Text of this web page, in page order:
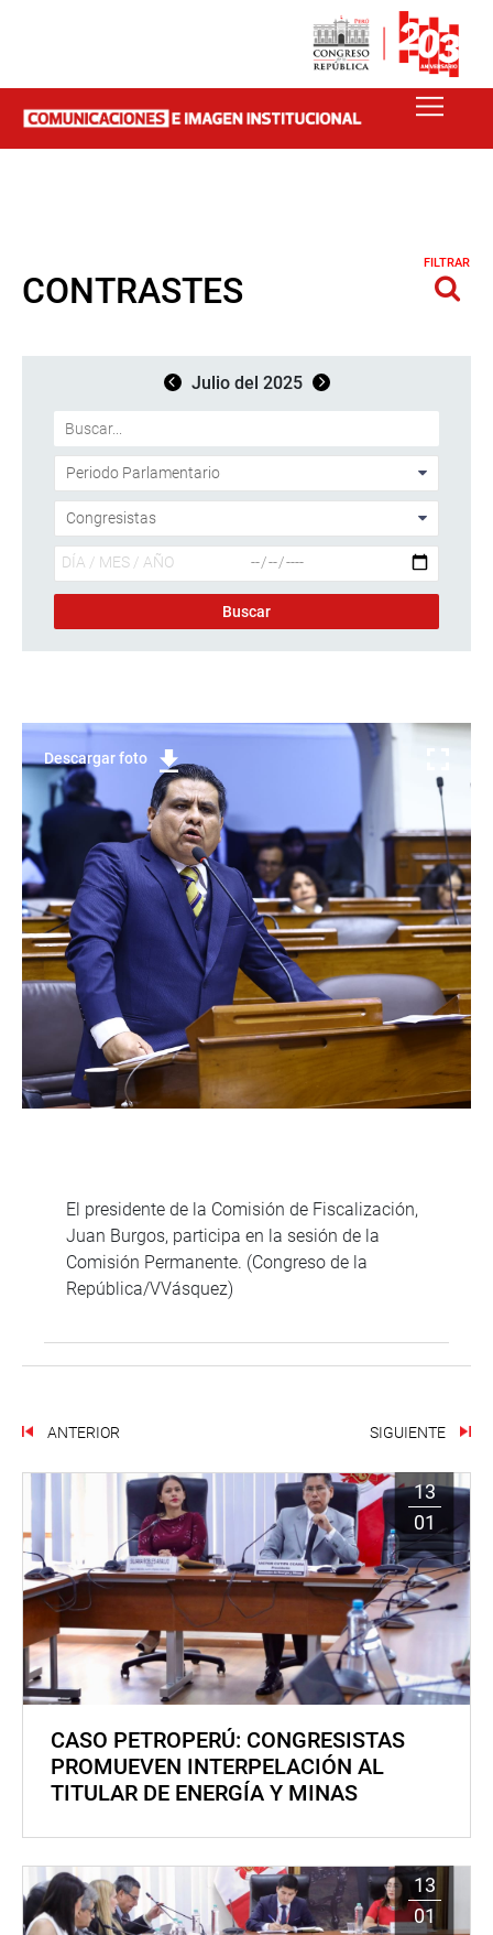
CONTRASTES
FILTRAR
Julio del 2025
Descargar foto
El presidente de la Comisión de Fiscalización,
Juan Burgos, participa en la sesión de la
Comisión Permanente. (Congreso de la
República/VVásquez)
ANTERIOR SIGUIENTE
13
01
CASO PETROPERÚ: CONGRESISTAS
PROMUEVEN INTERPELACIÓN AL
TITULAR DE ENERGÍA Y MINAS
13
01